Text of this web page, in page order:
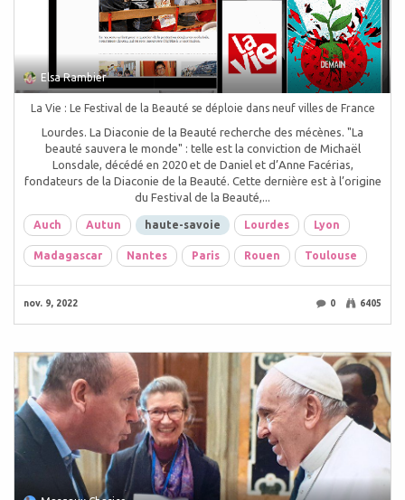
Elsa Rambier
La Vie : Le Festival de la Beauté se déploie dans neuf villes de France
Lourdes. La Diaconie de la Beauté recherche des mécènes. "La
beauté sauvera le monde" : telle est la conviction de Michaël
Lonsdale, décédé en 2020 et de Daniel et d’Anne Facérias,
fondateurs de la Diaconie de la Beauté. Cette dernière est à l’origine
du Festival de la Beauté,...
Auch Autun haute-savoie Lourdes Lyon
Madagascar Nantes Paris Rouen Toulouse
nov. 9, 2022 0 6405